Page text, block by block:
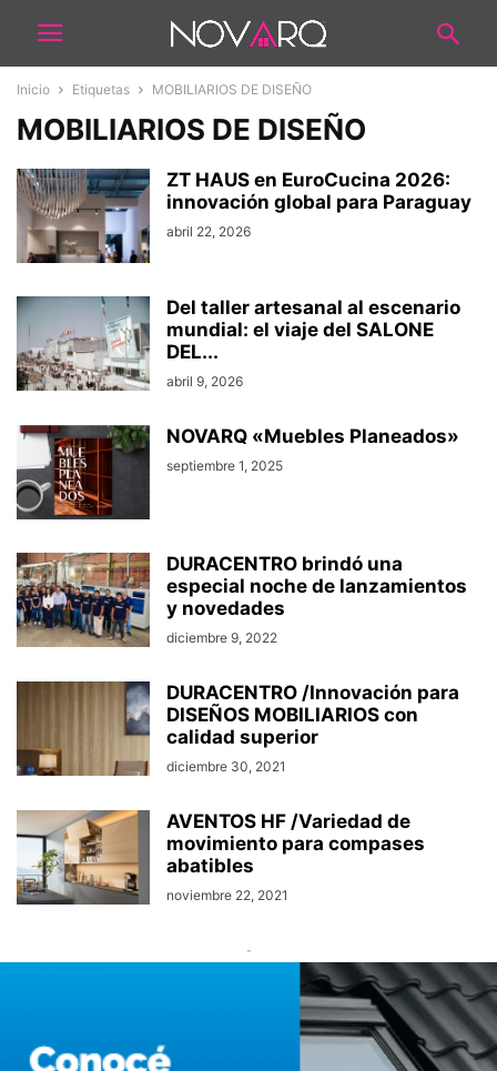
Inicio Etiquetas MOBILIARIOS DE DISEÑO
MOBILIARIOS DE DISEÑO
ZT HAUS en EuroCucina 2026:
innovación global para Paraguay
abril 22, 2026
Del taller artesanal al escenario
mundial: el viaje del SALONE
DEL...
abril 9, 2026
NOVARQ «Muebles Planeados»
septiembre 1, 2025
DURACENTRO brindó una
especial noche de lanzamientos
y novedades
diciembre 9, 2022
DURACENTRO /Innovación para
DISEÑOS MOBILIARIOS con
calidad superior
diciembre 30, 2021
AVENTOS HF /Variedad de
movimiento para compases
abatibles
noviembre 22, 2021
-